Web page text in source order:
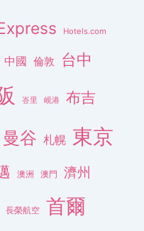
Hotels.com
中國 倫敦 台中
峇里 峴港 布吉
曼谷 札幌 東京
澳洲 澳門 濟州
長榮航空 首爾